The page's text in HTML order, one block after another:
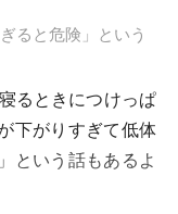
ると危険」という
るときにつけっぱ
下がりすぎて低体
という話もあるよ